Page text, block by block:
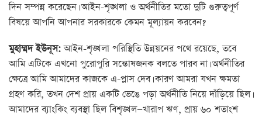
দিন সম্পন্ন করেছেন। আইন-শৃঙ্খলা ও অর্থনীতির মতো দুটি গুরুত্বপূর্ণ
বিষয়ে আপনি আপনার সরকারকে কেমন মূল্যায়ন করবেন?
মুহাম্মদ ইউনূস:আইন-শৃঙ্খলা পরিস্থিতি উন্নয়নের পথে রয়েছে, তবে
আমি এটিকে এখনো পুরোপুরি সন্তোষজনক বলতে পারব না। অর্থনীতির
ক্ষেত্রে আমি আমাদের কাজকে এ-প্লাস দেব। কারণ আমরা যখন ক্ষমতা
গ্রহণ করি, তখন দেশ প্রায় একটি ভেঙে পড়া অর্থনীতি নিয়ে দাঁড়িয়ে ছিল।
আমাদের ব্যাংকিং ব্যবস্থা ছিল বিশৃঙ্খল—খারাপ ঋণ, প্রায় ৬০ শতাংশ